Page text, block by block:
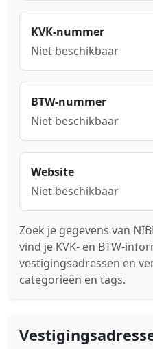
KVK-nummer
Niet beschikbaar
BTW-nummer
Niet beschikbaar
Website
Niet beschikbaar
Zoek je gegevens van
vind je KVK- en BTW-
vestigingsadressen en
categorieën en tags.